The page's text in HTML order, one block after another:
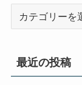
リ
最近の投稿